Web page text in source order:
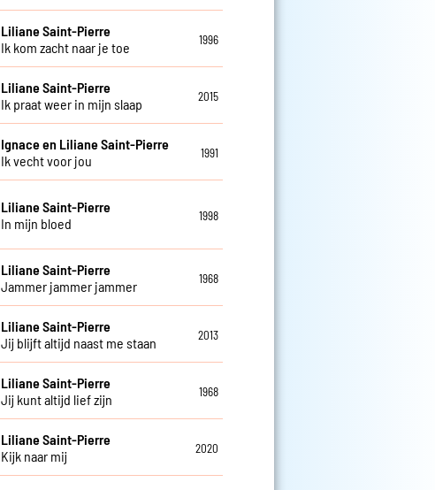
Liliane Saint-Pierre
Ik kom zacht naar je toe
1996
Liliane Saint-Pierre
Ik praat weer in mijn slaap
2015
Ignace en Liliane Saint-Pierre
Ik vecht voor jou
1991
Liliane Saint-Pierre
In mijn bloed
1998
Liliane Saint-Pierre
Jammer jammer jammer
1968
Liliane Saint-Pierre
Jij blijft altijd naast me staan
2013
Liliane Saint-Pierre
Jij kunt altijd lief zijn
1968
Liliane Saint-Pierre
Kijk naar mij
2020